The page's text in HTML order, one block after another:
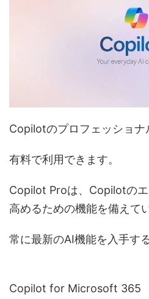
Copilotのプロフェッショナ
有料で利用できます。
Copilot Proは、Copilotの
高めるための機能を備えて
常に最新のAI機能を入手す
Copilot for Microsoft 365